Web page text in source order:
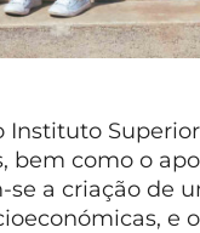
bem como o
a criação de
e